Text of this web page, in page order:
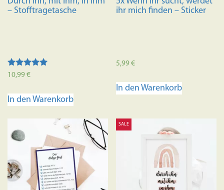
– Stofftragetasche
Bewertet mit
10,99€
In den Warenkorb
ihr mich finden – Sticker
5,99€
In den Warenkorb
SALE